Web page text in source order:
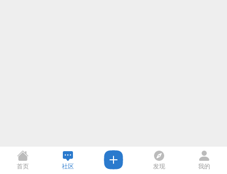
首页 社区 发现 我的